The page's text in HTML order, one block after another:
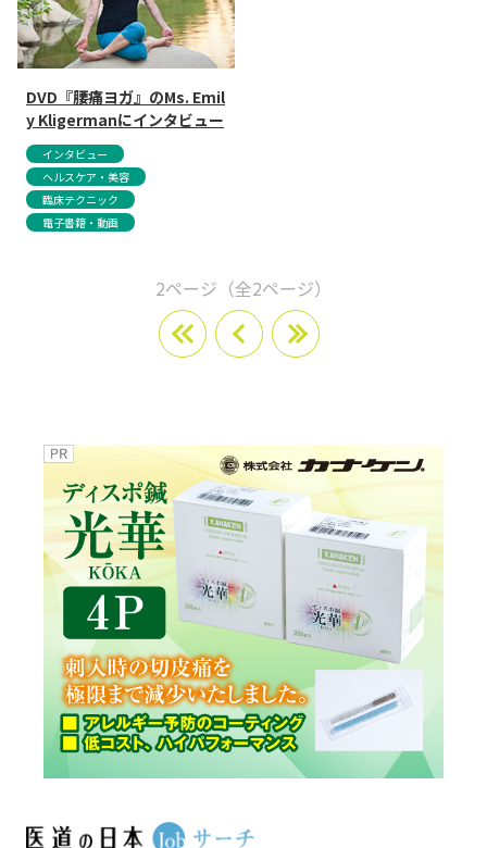
DVD『腰痛ヨガ』のMs. Emil
y Kligermanにインタビュー
インタビュー
ヘルスケア・美容
臨床テクニック
電子書籍・動画
2ページ（全2ページ）
最
初
最
後
ジ